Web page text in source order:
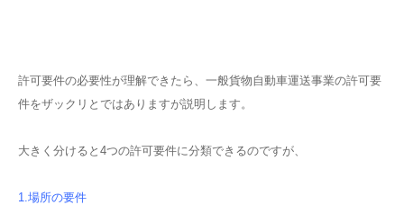
許可要件の必要性が理解できたら、一般貨物自動車運送事業の許可要
件をザックリとではありますが説明します。
大きく分けると4つの許可要件に分類できるのですが、
1.場所の要件